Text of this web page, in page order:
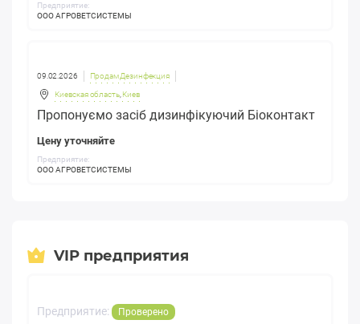
Предприятие:
ООО АГРОВЕТСИСТЕМЫ
09.02.2026 Продам Дезинфекция
Киевская область, Киев
Пропонуємо засіб дизинфікуючий Біоконтакт
Цену уточняйте
Предприятие:
ООО АГРОВЕТСИСТЕМЫ
VIP предприятия
Предприятие: Проверено